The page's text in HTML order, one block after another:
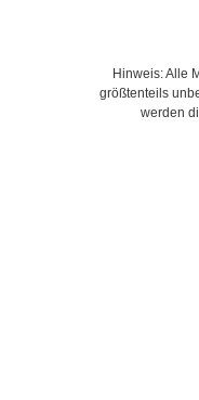
Hinweis: Alle
größtenteils
werden